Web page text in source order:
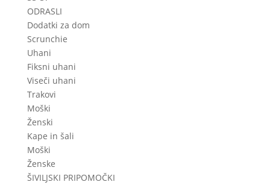
ODRASLI
Dodatki za dom
Scrunchie
Uhani
Fiksni uhani
Viseči uhani
Trakovi
Moški
Ženski
Kape in šali
Moški
Ženske
ŠIVILJSKI PRIPOMOČKI